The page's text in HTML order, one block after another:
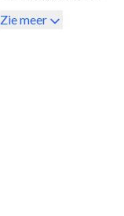
Zie meer